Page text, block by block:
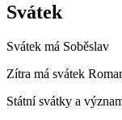
Svátek
Svátek má Soběslav
Zítra má svátek
Státní svátky a